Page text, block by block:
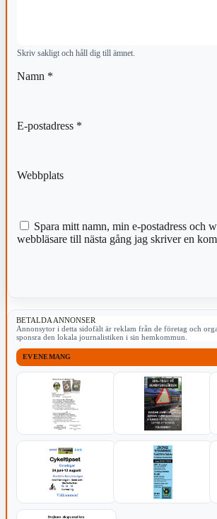
Skriv sakligt och håll dig till ämnet.
Namn *
E-postadress *
Webbplats
Spara mitt namn, min e-postadress och
webbläsare till nästa gång jag skriver en
BETALDA ANNONSER
Annonsytor i detta sidofält är reklam från de företag och
sponsra den lokala journalistiken i sin hemkommun.
EVENEMANG